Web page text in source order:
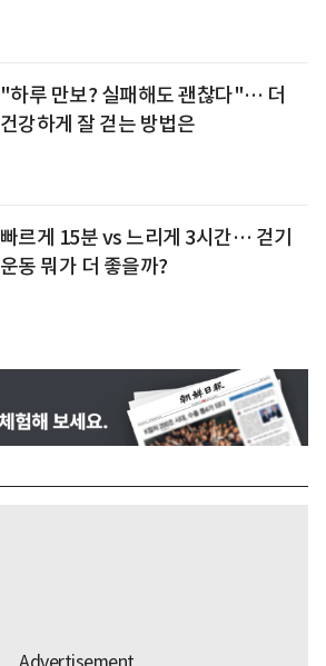
"하루 만보? 실패해도 괜찮다"… 더
건강하게 잘 걷는 방법은
빠르게 15분 vs 느리게 3시간… 걷기
운동 뭐가 더 좋을까?